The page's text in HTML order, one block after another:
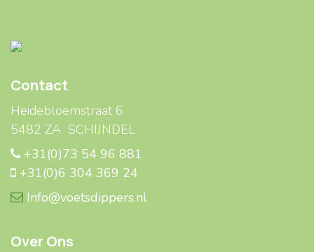
Contact
Heidebloemstraat 6
5482 ZA SCHIJNDEL
+31(0)73 54 96 881
+31(0)6 304 369 24
Info@voetsdippers.nl
Over Ons